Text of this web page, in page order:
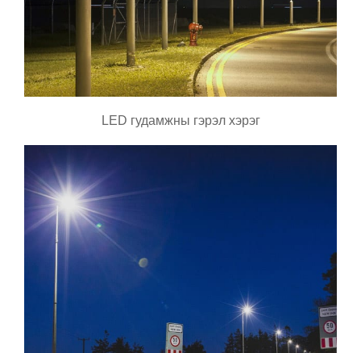
LED гудамжны гэрэл хэрэг